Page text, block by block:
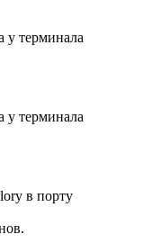
у терминала
у терминала
в порту